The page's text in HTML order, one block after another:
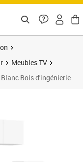
Meubles TV
Bois d'ingénierie